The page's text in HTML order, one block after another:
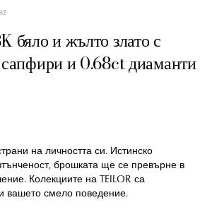
бяло и жълто злато с
и 0.68ct диаманти
на личността си. Истинско
брошката ще се превърне в
Колекциите на TEILOR са
вашето смело поведение.